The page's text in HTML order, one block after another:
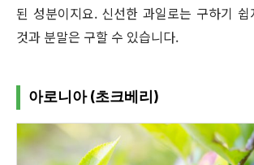
된 성분이지요. 신선한 과일로는 구하기 쉽
것과 분말은 구할 수 있습니다.
아로니아 (초크베리)